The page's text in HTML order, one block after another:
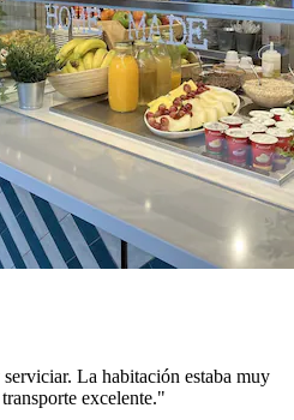
La habitación estaba muy
excelente."